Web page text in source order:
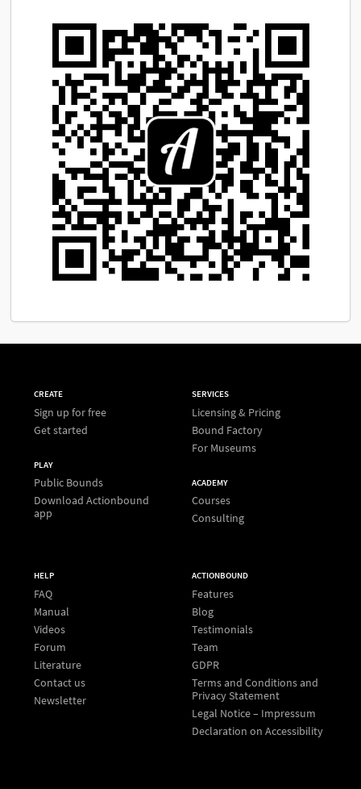
CREATE
Sign up for free
Get started
PLAY
Public Bounds
Download Actionbound
app
SERVICES
Licensing & Pricing
Bound Factory
For Museums
ACADEMY
Courses
Consulting
HELP
FAQ
Manual
Videos
Forum
Literature
Contact us
Newsletter
ACTIONBOUND
Features
Blog
Testimonials
Team
GDPR
Terms and Conditions and
Privacy Statement
Legal Notice – Impressum
Declaration on Accessibility